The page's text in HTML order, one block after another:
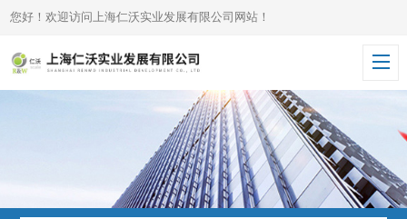
您好！欢迎访问上海仁沃实业发展有限公司网站！